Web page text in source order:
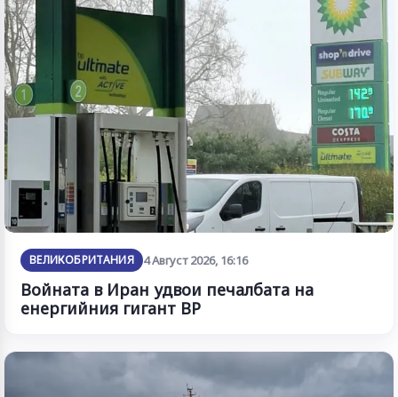
ВЕЛИКОБРИТАНИЯ 4 Август 2026, 16:16
Войната в Иран удвои печалбата на
енергийния гигант BP